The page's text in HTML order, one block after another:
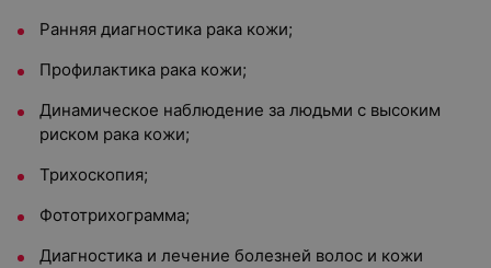
Ранняя диагностика рака кожи;
Профилактика рака кожи;
Динамическое наблюдение за людьми с высоким
риском рака кожи;
Трихоскопия;
Фототрихограмма;
Диагностика и лечение болезней волос и кожи